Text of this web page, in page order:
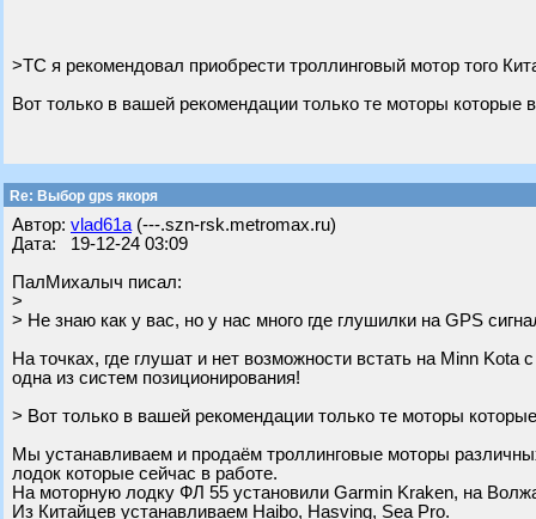
>ТС я рекомендовал приобрести троллинговый мотор того
Вот только в вашей рекомендации только те моторы которые
Re: Выбор gps якоря
Автор: vlad61a (---.szn-rsk.metromax.ru)
Дата: 19-12-24 03:09
ПалМихалыч писал:
>
> Не знаю как у вас, но у нас много где глушилки на GPS
На точках, где глушат и нет возможности встать на Minn Kota
одна из систем позиционирования!
> Вот только в вашей рекомендации только те моторы
Мы устанавливаем и продаём троллинговые моторы
лодок которые сейчас в работе.
На моторную лодку ФЛ 55 установили Garmin Kraken, на
Из Китайцев устанавливаем Haibo, Hasving, Sea Pro.